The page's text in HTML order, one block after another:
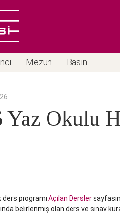
Mezun Basın
Yaz Okulu
ders programı Açılan Dersler
belirlenmiş olan ders ve sınav